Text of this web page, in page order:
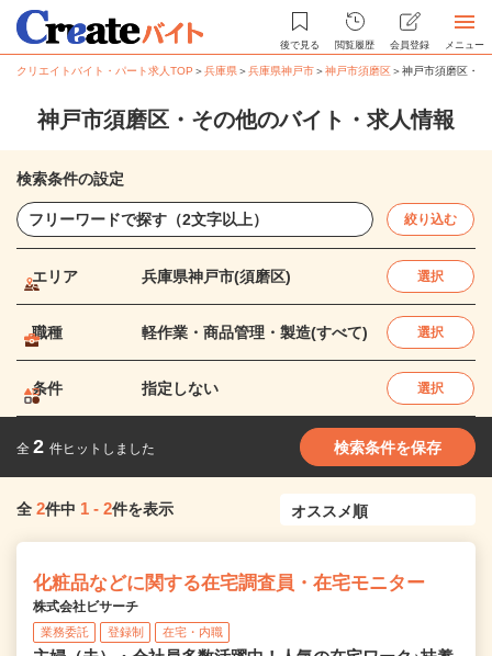
後で見る 閲覧履歴 会員登録 メニュー
クリエイトバイト・パート求人TOP ＞兵庫県＞兵庫県神戸市＞神戸市須磨区＞神戸市須磨区・
神戸市須磨区・その他のバイト・求人情報
検索条件の設定
絞り込む
エリア 兵庫県神戸市(須磨区) 選択
職種 軽作業・商品管理・製造(すべて) 選択
条件 指定しない 選択
全 2 件ヒットしました 検索条件を保存
全 2件中 1 - 2件を表示
化粧品などに関する在宅調査員・在宅モニター
株式会社ビサーチ
業務委託 登録制 在宅・内職